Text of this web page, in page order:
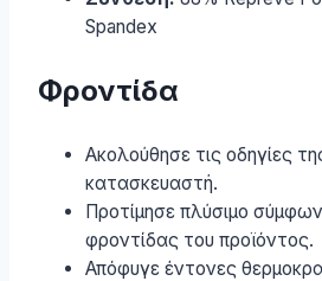
Spandex
Φροντίδα
Ακολούθησε τις οδηγίες
κατασκευαστή.
Προτίμησε πλύσιμο
φροντίδας του προϊόντος.
Απόφυγε έντονες